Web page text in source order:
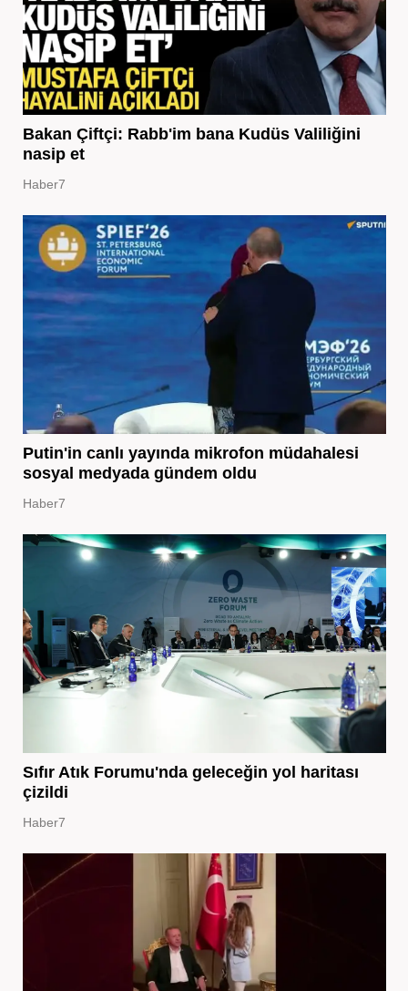
Bakan Çiftçi: Rabb'im bana Kudüs Valiliğini
nasip et
Haber7
Putin'in canlı yayında mikrofon müdahalesi
sosyal medyada gündem oldu
Haber7
Sıfır Atık Forumu'nda geleceğin yol haritası
çizildi
Haber7